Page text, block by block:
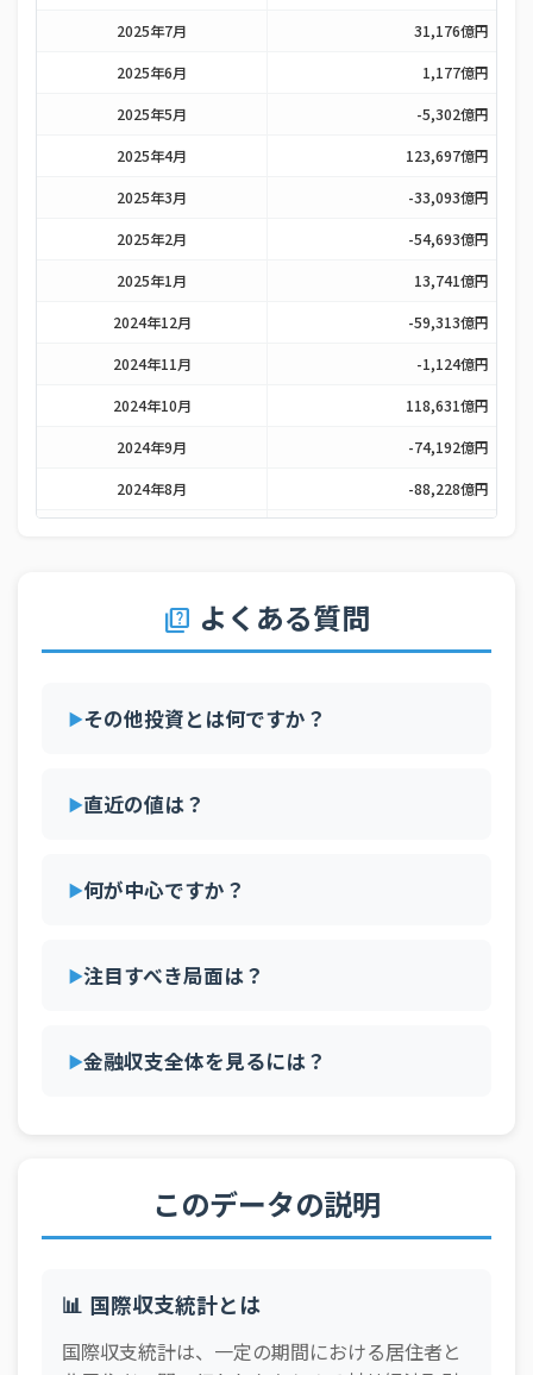
2025年7月 31,176億円
2025年6月 1,177億円
2025年5月 -5,302億円
2025年4月 123,697億円
2025年3月 -33,093億円
2025年2月 -54,693億円
2025年1月 13,741億円
2024年12月 -59,313億円
2024年11月 -1,124億円
2024年10月 118,631億円
2024年9月 -74,192億円
2024年8月 -88,228億円
2024年5月
2024年4月 -42,514億円
quiz よくある質問
その他投資とは何ですか？
直近の値は？
何が中心ですか？
注目すべき局面は？
金融収支全体を見るには？
このデータの説明
📊 国際収支統計とは
国際収支統計は、一定の期間における居住者と